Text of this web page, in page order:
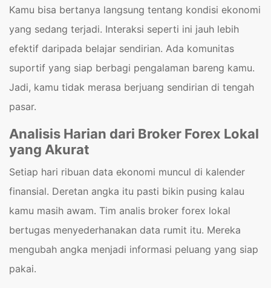
Kamu bisa bertanya langsung tentang kondisi ekonomi
yang sedang terjadi. Interaksi seperti ini jauh lebih
efektif daripada belajar sendirian. Ada komunitas
suportif yang siap berbagi pengalaman bareng kamu.
Jadi, kamu tidak merasa berjuang sendirian di tengah
pasar.
Analisis Harian dari Broker Forex Lokal
yang Akurat
Setiap hari ribuan data ekonomi muncul di kalender
finansial. Deretan angka itu pasti bikin pusing kalau
kamu masih awam. Tim analis broker forex lokal
bertugas menyederhanakan data rumit itu. Mereka
mengubah angka menjadi informasi peluang yang siap
pakai.